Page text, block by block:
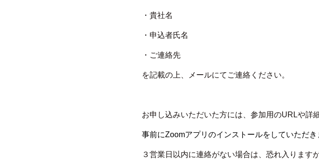
・貴社名
・申込者氏名
・ご連絡先
を記載の上、メールにてご連絡ください。
お申し込みいただいた方には、参加用のURLや詳
事前にZoomアプリのインストールをしていただ
３営業日以内に連絡がない場合は、恐れ入ります